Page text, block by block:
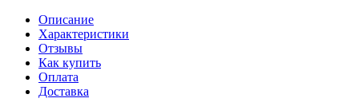
Описание
Характеристики
Отзывы
Как купить
Оплата
Доставка